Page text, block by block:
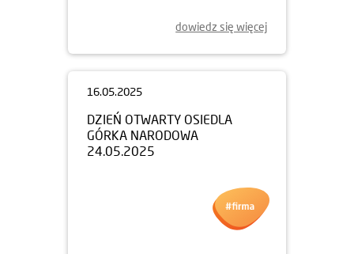
dowiedz się więcej
16.05.2025
DZIEŃ OTWARTY OSIEDLA
GÓRKA NARODOWA
24.05.2025